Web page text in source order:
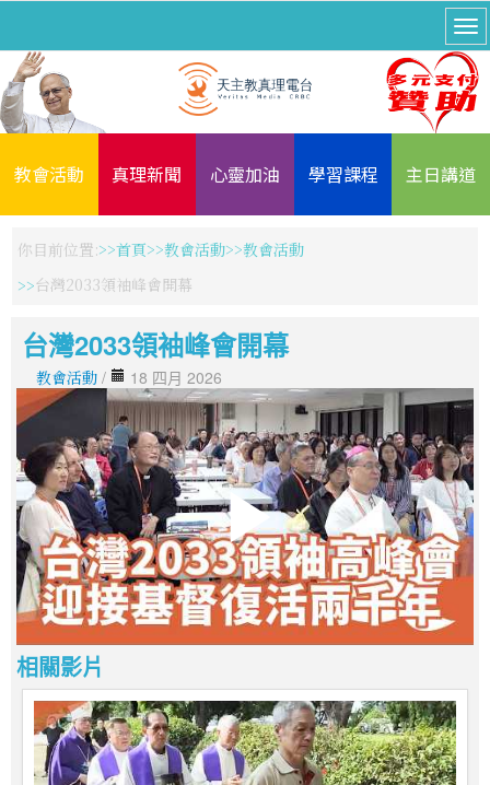
教會活動 真理新聞 心靈加油 學習課程 主日講道
你目前位置: 首頁 教會活動
教會活動
台灣2033領袖峰會開幕
台灣2033領袖峰會開幕
教會活動 / 18 四月 2026
相關影片